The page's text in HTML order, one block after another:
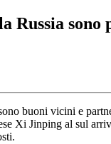
Russia sono
buoni vicini e
Xi Jinping al sul